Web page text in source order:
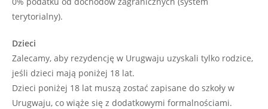
terytorialny).
Dzieci
Zalecamy, aby rezydencję w Urugwaju uzyskali tylko rodzice,
jeśli dzieci mają poniżej 18 lat.
Dzieci poniżej 18 lat muszą zostać zapisane do szkoły w
Urugwaju, co wiąże się z dodatkowymi formalnościami.